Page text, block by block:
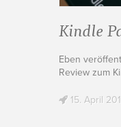
Kindle
Eben
Review zum
15. April